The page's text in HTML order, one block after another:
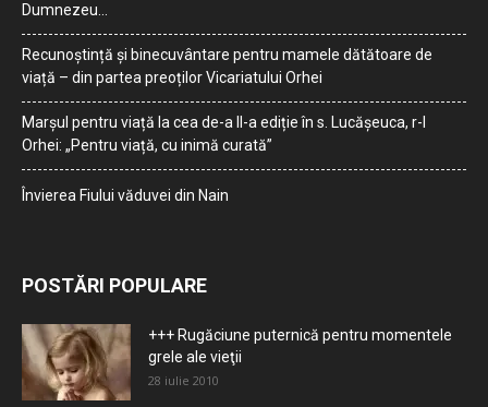
Dumnezeu…
Recunoștință și binecuvântare pentru mamele dătătoare de
viață – din partea preoților Vicariatului Orhei
Marșul pentru viață la cea de-a II-a ediție în s. Lucășeuca, r-l
Orhei: „Pentru viață, cu inimă curată”
Învierea Fiului văduvei din Nain
POSTĂRI POPULARE
+++ Rugăciune puternică pentru momentele
grele ale vieţii
28 iulie 2010